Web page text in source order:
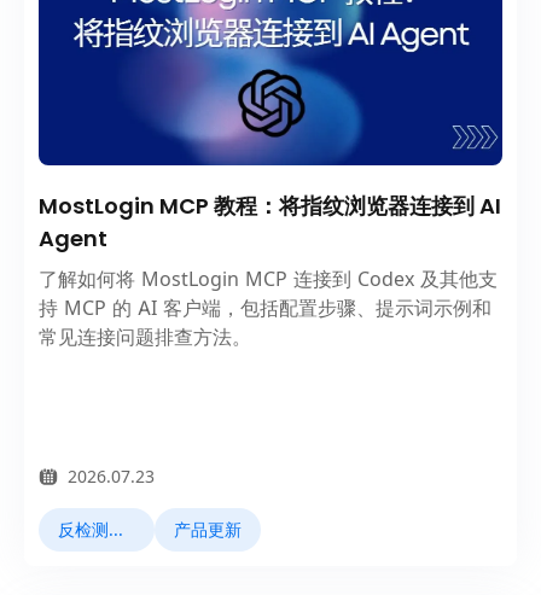
MostLogin MCP 教程：将指纹浏览器连接到 AI
Agent
了解如何将 MostLogin MCP 连接到 Codex 及其他支
持 MCP 的 AI 客户端，包括配置步骤、提示词示例和
常见连接问题排查方法。
2026.07.23
反检测浏览器 产品更新